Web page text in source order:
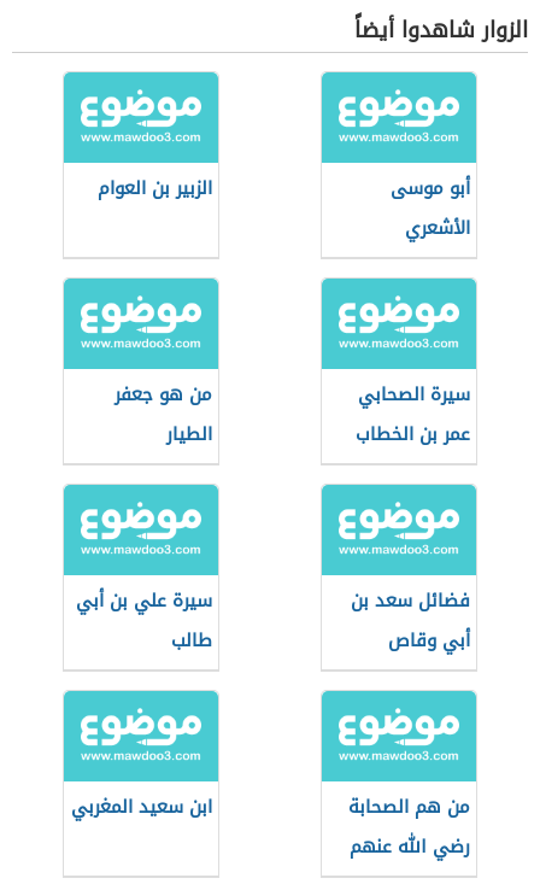
الزوار شاهدوا أيضاً
أبو موسى
الأشعري
الزبير بن العوام
سيرة الصحابي
عمر بن الخطاب
من هو جعفر
الطيار
فضائل سعد بن
أبي وقاص
سيرة علي بن أبي
طالب
من هم الصحابة
رضي الله عنهم
ابن سعيد المغربي